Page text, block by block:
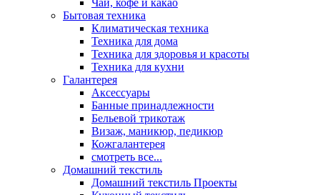
Чай, кофе и какао
Бытовая техника
Климатическая техника
Техника для дома
Техника для здоровья и красоты
Техника для кухни
Галантерея
Аксессуары
Банные принадлежности
Бельевой трикотаж
Визаж, маникюр, педикюр
Кожгалантерея
смотреть все...
Домашний текстиль
Домашний текстиль Проекты